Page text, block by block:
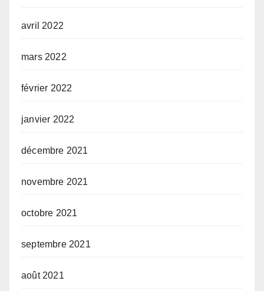
avril 2022
mars 2022
février 2022
janvier 2022
décembre 2021
novembre 2021
octobre 2021
septembre 2021
août 2021